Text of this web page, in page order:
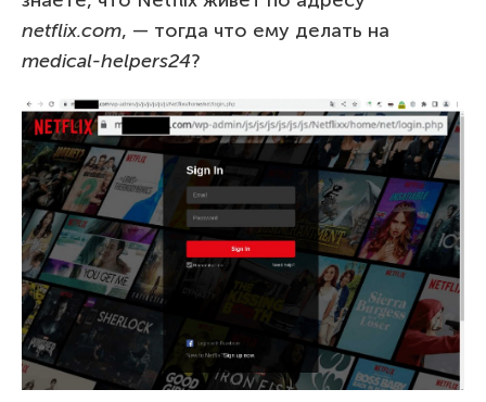
netflix.com, — тогда что ему делать на
medical-helpers24?